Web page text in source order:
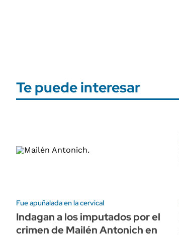
Te puede interesar
Fue apuñalada en la cervical
Indagan a los imputados por el
crimen de Mailén Antonich en